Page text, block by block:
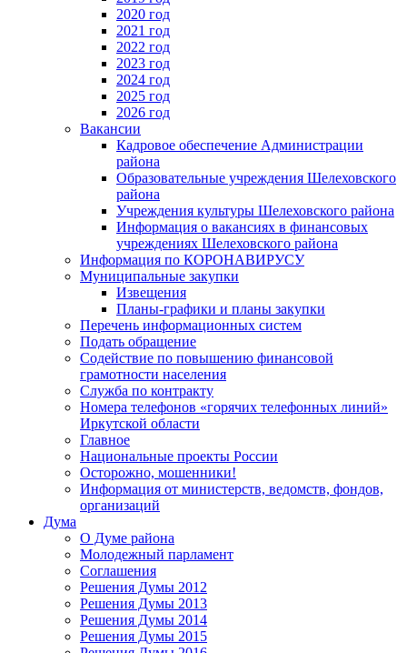
2020 год
2021 год
2022 год
2023 год
2024 год
2025 год
2026 год
Вакансии
Кадровое обеспечение Администрации
района
Образовательные учреждения Шелеховского
района
Учреждения культуры Шелеховского района
Информация о вакансиях в финансовых
учреждениях Шелеховского района
Информация по КОРОНАВИРУСУ
Муниципальные закупки
Извещения
Планы-графики и планы закупки
Перечень информационных систем
Подать обращение
Содействие по повышению финансовой
грамотности населения
Служба по контракту
Номера телефонов «горячих телефонных линий»
Иркутской области
Главное
Национальные проекты России
Осторожно, мошенники!
Информация от министерств, ведомств, фондов,
организаций
Дума
О Думе района
Молодежный парламент
Соглашения
Решения Думы 2012
Решения Думы 2013
Решения Думы 2014
Решения Думы 2015